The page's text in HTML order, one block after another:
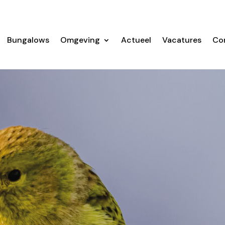
Bungalows Omgeving Actueel Vacatures